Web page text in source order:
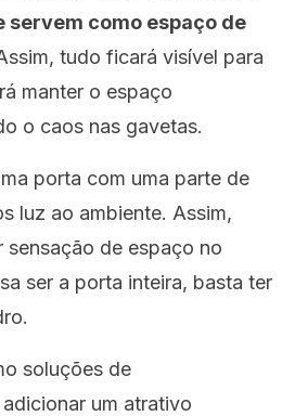
servem como espaço de
tudo ficará visível para
manter o espaço
o caos nas gavetas.
porta com uma parte de
luz ao ambiente. Assim,
sensação de espaço no
ser a porta inteira, basta ter
soluções de
um atrativo